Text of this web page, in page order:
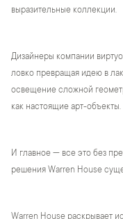
выразительные коллекции.
Дизайнеры компании
ловко превращая идею в
освещение сложной
как настоящие арт-объекты.
И главное — все это без
решения Warren House
Warren House раскрывает